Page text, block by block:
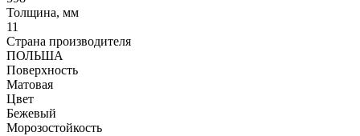
Толщина, мм
11
Страна производителя
ПОЛЬША
Поверхность
Матовая
Цвет
Бежевый
Морозостойкость